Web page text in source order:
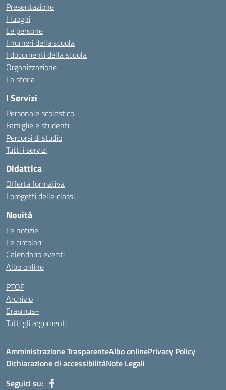
Presentazione
I luoghi
Le persone
I numeri della scuola
I documenti della scuola
Organizzazione
La storia
I Servizi
Personale scolastico
Famiglie e studenti
Percorsi di studio
Tutti i servizi
Didattica
Offerta formativa
I progetti delle classi
Novità
Le notizie
Le circolari
Calendario eventi
Albo online
PTOF
Archivio
Erasmus+
Tutti gli argomenti
Amministrazione TrasparenteAlbo onlinePrivacy Policy
Dichiarazione di accessibilitàNote Legali
Seguici su: